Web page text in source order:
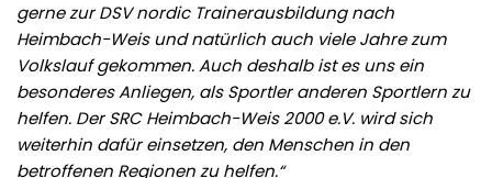
gerne zur DSV nordic Trainerausbildung nach
Heimbach-Weis und natürlich auch viele Jahre zum
Volkslauf gekommen. Auch deshalb ist es uns ein
besonderes Anliegen, als Sportler anderen Sportlern zu
helfen. Der SRC Heimbach-Weis 2000 e.V. wird sich
weiterhin dafür einsetzen, den Menschen in den
betroffenen Regionen zu helfen.“